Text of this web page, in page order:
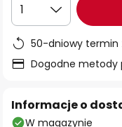
1
50-dniowy termin
Dogodne metody
Informacje o
W magazynie